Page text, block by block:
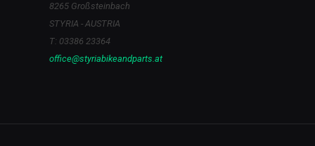
8265 Großsteinbach
STYRIA - AUSTRIA
T: 03386 23364
office@styriabikeandparts.at